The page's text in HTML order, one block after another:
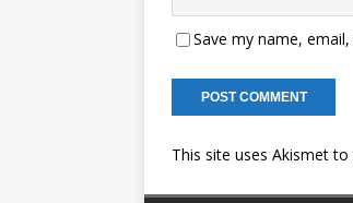
Save my name,
This site uses Akismet to